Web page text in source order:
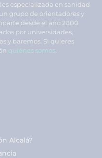
especializada en sanidad
grupo de orientadores y
desde el año 2000
por universidades,
y baremos. Si quieres
quiénes somos
Alcalá?